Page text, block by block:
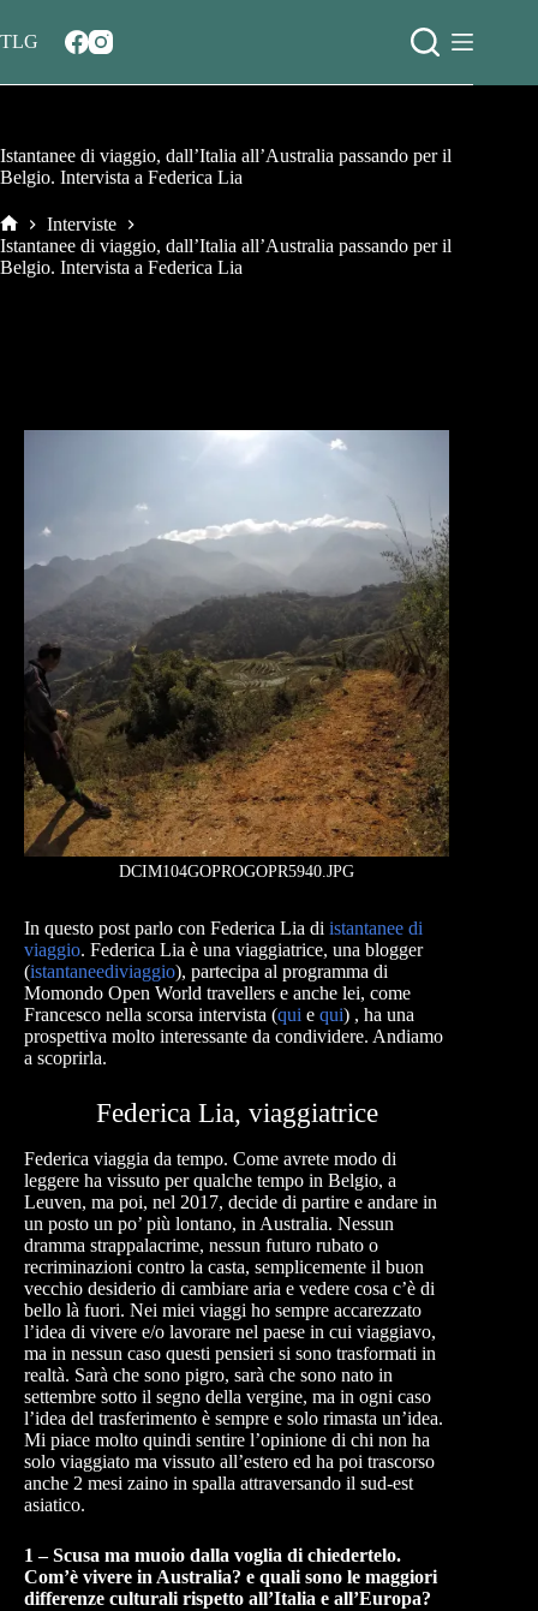
al
contenuto
TLG
Istantanee di viaggio, dall’Italia all’Australia passando per il
Belgio. Intervista a Federica Lia
Home
Interviste
Istantanee di viaggio, dall’Italia all’Australia passando per il
Belgio. Intervista a Federica Lia
DCIM104GOPROGOPR5940.JPG
In questo post parlo con Federica Lia di istantanee di
viaggio. Federica Lia è una viaggiatrice, una blogger
(istantaneediviaggio), partecipa al programma di
Momondo Open World travellers e anche lei, come
Francesco nella scorsa intervista (qui e qui) , ha una
prospettiva molto interessante da condividere. Andiamo
a scoprirla.
Federica Lia, viaggiatrice
Federica viaggia da tempo. Come avrete modo di
leggere ha vissuto per qualche tempo in Belgio, a
Leuven, ma poi, nel 2017, decide di partire e andare in
un posto un po’ più lontano, in Australia. Nessun
dramma strappalacrime, nessun futuro rubato o
recriminazioni contro la casta, semplicemente il buon
vecchio desiderio di cambiare aria e vedere cosa c’è di
bello là fuori. Nei miei viaggi ho sempre accarezzato
l’idea di vivere e/o lavorare nel paese in cui viaggiavo,
ma in nessun caso questi pensieri si sono trasformati in
realtà. Sarà che sono pigro, sarà che sono nato in
settembre sotto il segno della vergine, ma in ogni caso
l’idea del trasferimento è sempre e solo rimasta un’idea.
Mi piace molto quindi sentire l’opinione di chi non ha
solo viaggiato ma vissuto all’estero ed ha poi trascorso
anche 2 mesi zaino in spalla attraversando il sud-est
asiatico.
1 – Scusa ma muoio dalla voglia di chiedertelo.
Com’è vivere in Australia? e quali sono le maggiori
differenze culturali rispetto all’Italia e all’Europa?